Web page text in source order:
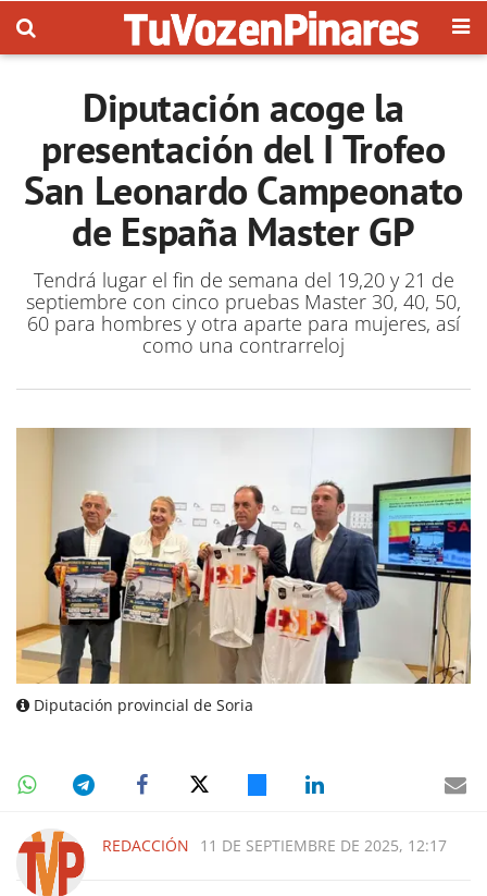
Diputación acoge la
presentación del I Trofeo
San Leonardo Campeonato
de España Master GP
Tendrá lugar el fin de semana del 19,20 y 21 de
septiembre con cinco pruebas Master 30, 40, 50,
60 para hombres y otra aparte para mujeres, así
como una contrarreloj
Diputación provincial de Soria
REDACCIÓN 11 DE SEPTIEMBRE DE 2025, 12:17